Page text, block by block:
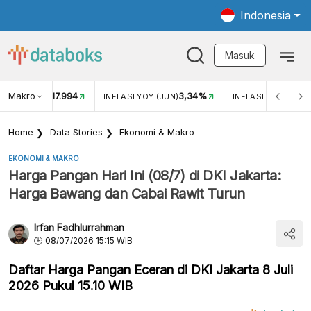
Indonesia
Masuk
Makro
USD/IDR 17.994 INFLASI YOY (JUN)3,34% INFLASI MOM
Home Data Stories Ekonomi & Makro
EKONOMI & MAKRO
Harga Pangan Hari Ini (08/7) di DKI Jakarta:
Harga Bawang dan Cabai Rawit Turun
Irfan Fadhlurrahman
08/07/2026 15:15 WIB
Daftar Harga Pangan Eceran di DKI Jakarta 8 Juli
2026 Pukul 15.10 WIB